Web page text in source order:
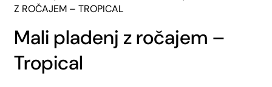
Z ROČAJEM – TROPICAL
Mali pladenj z ročajem –
Tropical